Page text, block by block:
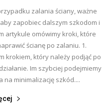
zalania ściany, ważne
zapobiec dalszym szkodom i
artykule omówimy kroki, które
ścianę po zalaniu. 1.
krokiem, który należy podjąć po
Im szybciej podejmiemy
na minimalizację szkód....